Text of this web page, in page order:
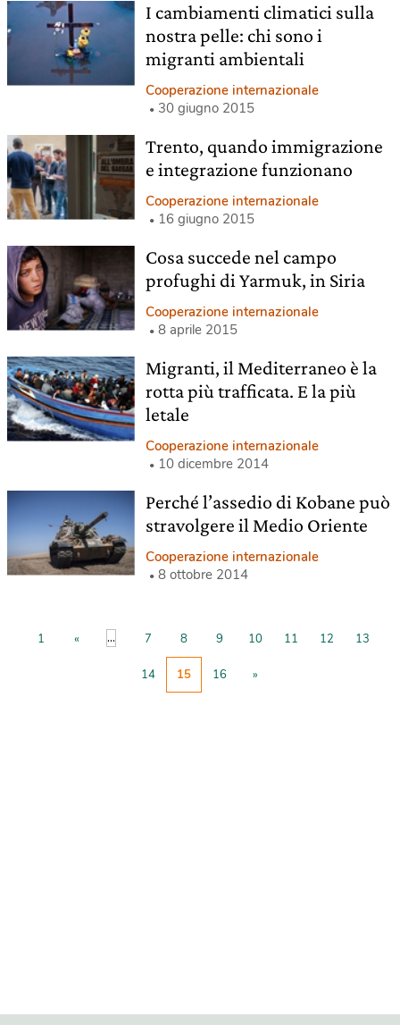
I cambiamenti climatici sulla
nostra pelle: chi sono i
migranti ambientali
Cooperazione internazionale
30 giugno 2015
Trento, quando immigrazione
e integrazione funzionano
Cooperazione internazionale
16 giugno 2015
Cosa succede nel campo
profughi di Yarmuk, in Siria
Cooperazione internazionale
8 aprile 2015
Migranti, il Mediterraneo è la
rotta più trafficata. E la più
letale
Cooperazione internazionale
10 dicembre 2014
Perché l’assedio di Kobane può
stravolgere il Medio Oriente
Cooperazione internazionale
8 ottobre 2014
1 « ... 7 8 9 10 11 12 13
14 15 16 »